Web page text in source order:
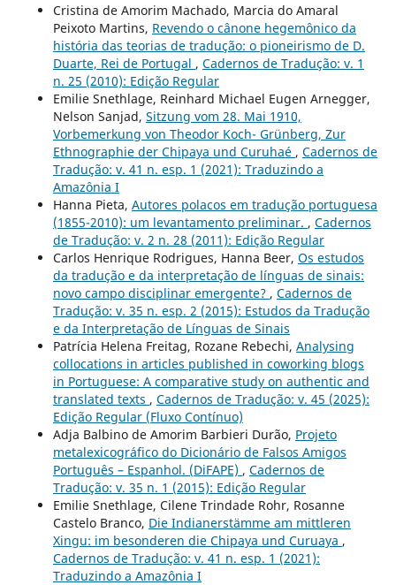
Cristina de Amorim Machado, Marcia do Amaral
Peixoto Martins, Revendo o cânone hegemônico da
história das teorias de tradução: o pioneirismo de D.
Duarte, Rei de Portugal , Cadernos de Tradução: v. 1
n. 25 (2010): Edição Regular
Emilie Snethlage, Reinhard Michael Eugen Arnegger,
Nelson Sanjad, Sitzung vom 28. Mai 1910,
Vorbemerkung von Theodor Koch- Grünberg, Zur
Ethnographie der Chipaya und Curuhaé , Cadernos de
Tradução: v. 41 n. esp. 1 (2021): Traduzindo a
Amazônia I
Hanna Pieta, Autores polacos em tradução portuguesa
(1855-2010): um levantamento preliminar. , Cadernos
de Tradução: v. 2 n. 28 (2011): Edição Regular
Carlos Henrique Rodrigues, Hanna Beer, Os estudos
da tradução e da interpretação de línguas de sinais:
novo campo disciplinar emergente? , Cadernos de
Tradução: v. 35 n. esp. 2 (2015): Estudos da Tradução
e da Interpretação de Línguas de Sinais
Patrícia Helena Freitag, Rozane Rebechi, Analysing
collocations in articles published in coworking blogs
in Portuguese: A comparative study on authentic and
translated texts , Cadernos de Tradução: v. 45 (2025):
Edição Regular (Fluxo Contínuo)
Adja Balbino de Amorim Barbieri Durão, Projeto
metalexicográfico do Dicionário de Falsos Amigos
Português – Espanhol. (DiFAPE) , Cadernos de
Tradução: v. 35 n. 1 (2015): Edição Regular
Emilie Snethlage, Cilene Trindade Rohr, Rosanne
Castelo Branco, Die Indianerstämme am mittleren
Xingu: im besonderen die Chipaya und Curuaya ,
Cadernos de Tradução: v. 41 n. esp. 1 (2021):
Traduzindo a Amazônia I